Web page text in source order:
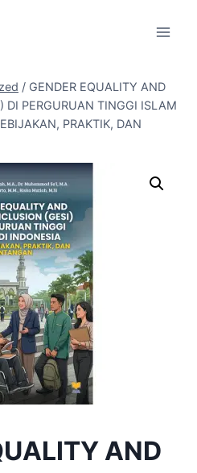
/ GENDER EQUALITY AND
DI PERGURUAN TINGGI ISLAM
PRAKTIK, DAN
AND